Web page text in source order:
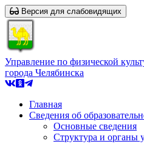
Версия для слабовидящих
Управление по физической
города Челябинска
Главная
Сведения об
Основные сведения
Структура и органы